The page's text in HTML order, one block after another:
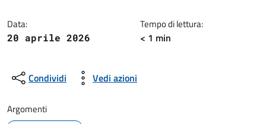
Data:
20 aprile 2026
Tempo di lettura:
< 1 min
Condividi Vedi azioni
Argomenti